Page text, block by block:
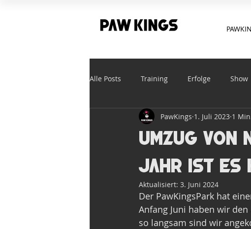
Alle Posts Training Erfolge Show
Umzug
Jahr ist es
PawKings 1. Juli 2023 1
Aktualisiert: 3. Juni 2024
Der PawKingsPark hat
Anfang Juni haben wir
so langsam sind wir